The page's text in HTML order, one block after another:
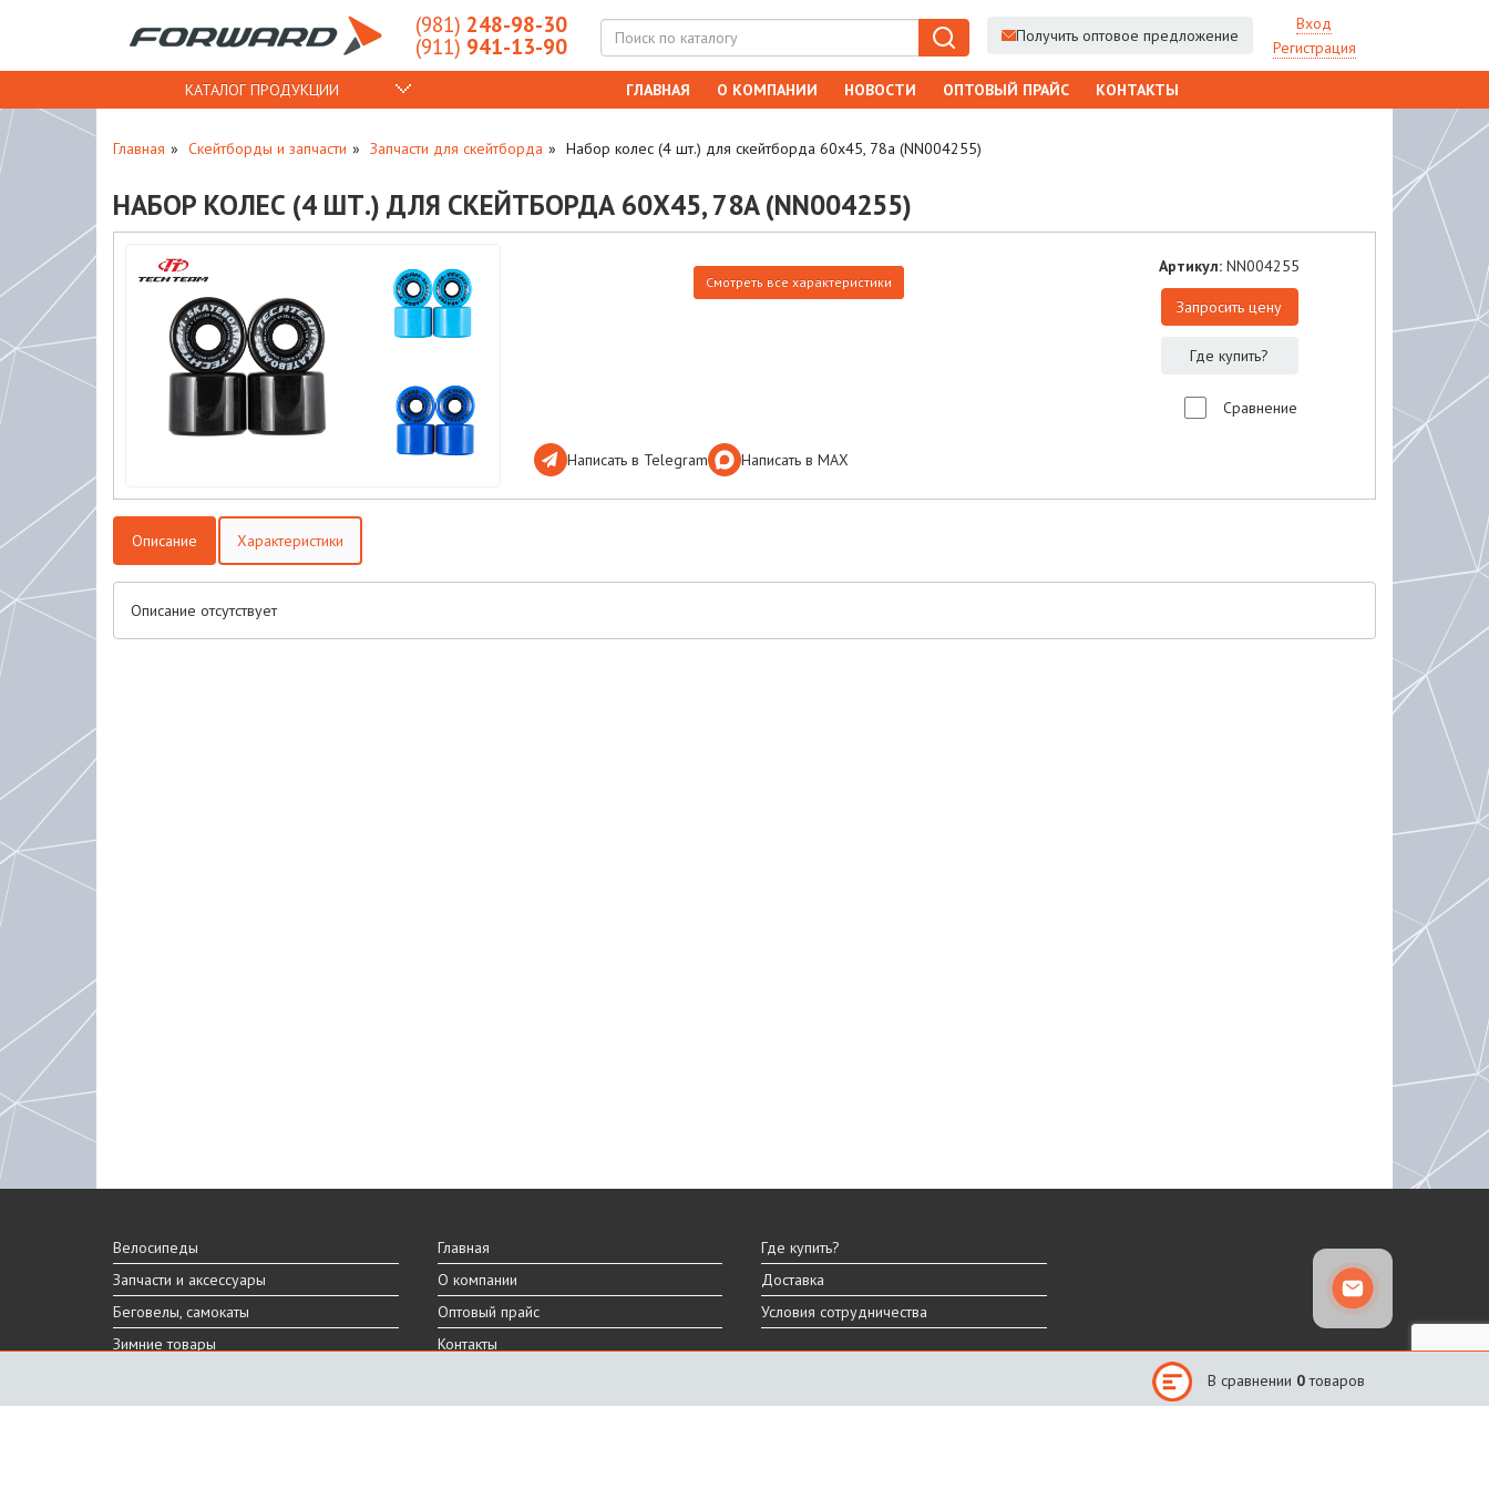
(981) 248-98-30
(911) 941-13-90 Получить оптовое предложение
Вход
Регистрация
КАТАЛОГ ПРОДУКЦИИ ГЛАВНАЯ О КОМПАНИИ НОВОСТИ ОПТОВЫЙ ПРАЙС КОНТАКТЫ
Главная Скейтборды и запчасти Запчасти для скейтборда Набор колес (4 шт.) для скейтборда 60х45, 78a (NN004255)
НАБОР КОЛЕС (4 ШТ.) ДЛЯ СКЕЙТБОРДА 60Х45, 78A (NN004255)
Смотреть все характеристики
Написать в Telegram Написать в МАХ
Артикул:NN004255
Запросить цену
Где купить?
Сравнение
Описание Характеристики
Описание отсутствует
Велосипеды
Запчасти и аксессуары
Беговелы, самокаты
Зимние товары
Главная
О компании
Оптовый прайс
Контакты
Где купить?
Доставка
Условия сотрудничества
В сравнении 0 товаров